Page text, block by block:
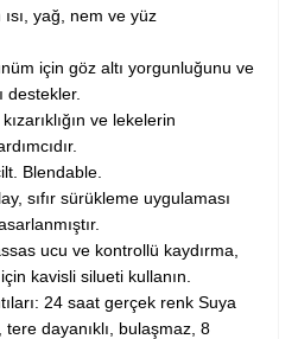
ısı, yağ, nem ve yüz
için göz altı yorgunluğunu ve
destekler.
ve lekelerin
Blendable.
sıfır sürükleme uygulaması
ucu ve kontrollü kaydırma,
kavisli silueti kullanın.
24 saat gerçek renk Suya
tere dayanıklı, bulaşmaz, 8